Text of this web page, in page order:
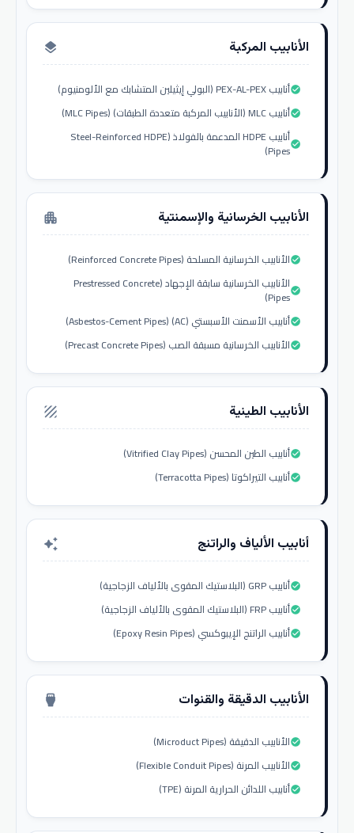
الأنابيب المركبة layers
أنابيب PEX-AL-PEX (البولي إيثيلين المتشابك مع الألومنيوم)check_circle
أنابيب MLC (الأنابيب المركبة متعددة الطبقات) (MLC Pipes)check_circle
أنابيب HDPE المدعمة بالفولاذ (Steel-Reinforced HDPE
Pipes)check_circle
الأنابيب الخرسانية والإسمنتية apartment
الأنابيب الخرسانية المسلحة (Reinforced Concrete Pipes)check_circle
الأنابيب الخرسانية سابقة الإجهاد (Prestressed Concrete
Pipes)check_circle
أنابيب الأسمنت الأسبستي (AC) (Asbestos-Cement Pipes)check_circle
الأنابيب الخرسانية مسبقة الصب (Precast Concrete Pipes)check_circle
الأنابيب الطينية texture
أنابيب الطين المحسن (Vitrified Clay Pipes)check_circle
أنابيب التيراكوتا (Terracotta Pipes)check_circle
أنابيب الألياف والراتنج auto_awesome
أنابيب GRP (البلاستيك المقوى بالألياف الزجاجية)check_circle
أنابيب FRP (البلاستيك المقوى بالألياف الزجاجية)check_circle
أنابيب الراتنج الإيبوكسي (Epoxy Resin Pipes)check_circle
الأنابيب الدقيقة والقنوات settings_input_hdmi
الأنابيب الدقيقة (Microduct Pipes)check_circle
الأنابيب المرنة (Flexible Conduit Pipes)check_circle
أنابيب اللدائن الحرارية المرنة (TPE)check_circle